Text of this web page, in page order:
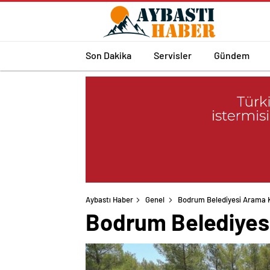
Son Dakika Servisler Gündem
Aybastı Haber Genel Bodrum Belediyesi Arama
Bodrum